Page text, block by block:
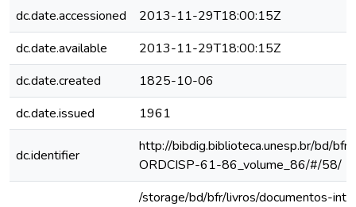
dc.date.accessioned
2013-11-29T18:00:15Z
dc.date.available
2013-11-29T18:00:15Z
dc.date.created
1825-10-06
dc.date.issued
1961
dc.identifier
http://bibdig.biblioteca.unesp.br/bd/
ORDCISP-61-86_volume_86/#/58/
/storage/bd/bfr/livros/documentos-